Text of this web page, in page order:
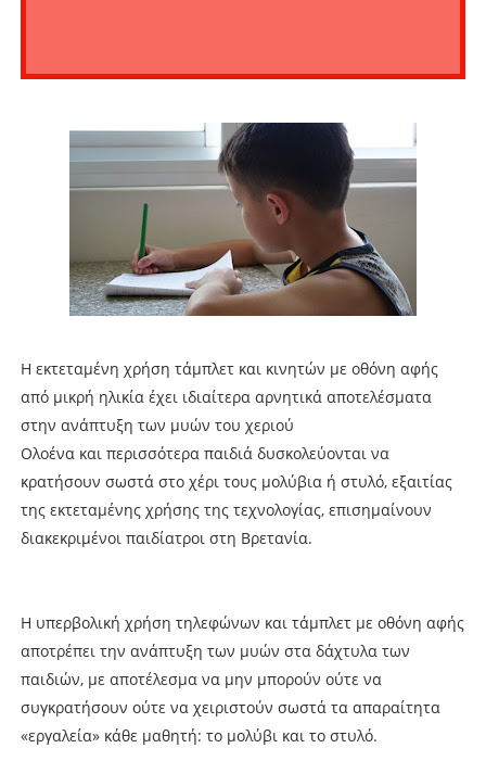
Η εκτεταμένη χρήση τάμπλετ και κινητών με οθόνη αφής
από μικρή ηλικία έχει ιδιαίτερα αρνητικά αποτελέσματα
στην ανάπτυξη των μυών του χεριού
Ολοένα και περισσότερα παιδιά δυσκολεύονται να
κρατήσουν σωστά στο χέρι τους μολύβια ή στυλό, εξαιτίας
της εκτεταμένης χρήσης της τεχνολογίας, επισημαίνουν
διακεκριμένοι παιδίατροι στη Βρετανία.
Η υπερβολική χρήση τηλεφώνων και τάμπλετ με οθόνη αφής
αποτρέπει την ανάπτυξη των μυών στα δάχτυλα των
παιδιών, με αποτέλεσμα να μην μπορούν ούτε να
συγκρατήσουν ούτε να χειριστούν σωστά τα απαραίτητα
«εργαλεία» κάθε μαθητή: το μολύβι και το στυλό.